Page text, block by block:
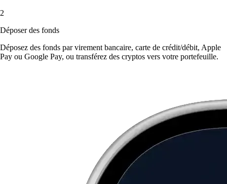
2
Déposer des fonds
Déposez des fonds par virement bancaire, carte de crédit/débit, Apple
Pay ou Google Pay, ou transférez des cryptos vers votre portefeuille.